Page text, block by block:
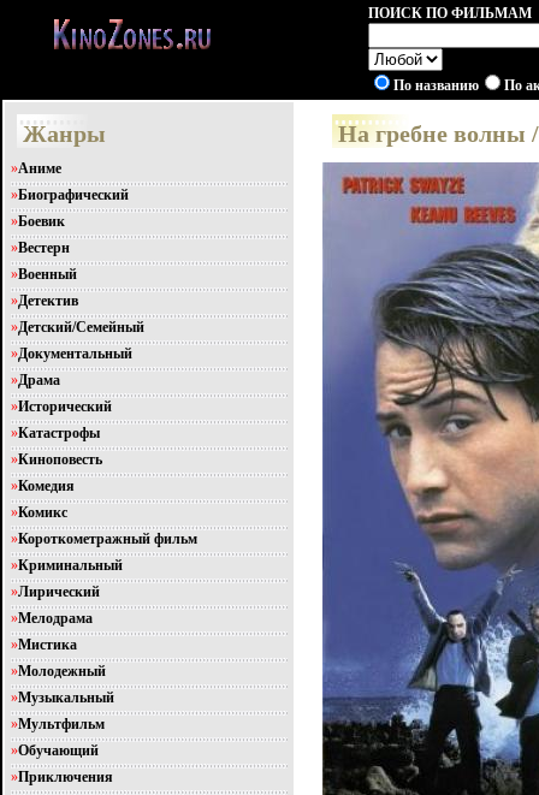
ПОИСК ПО ФИЛЬМАМ
По названию По
Жанры
»Аниме
»Биографический
»Боевик
»Вестерн
»Военный
»Детектив
»Детский/Семейный
»Документальный
»Драма
»Исторический
»Катастрофы
»Киноповесть
»Комедия
»Комикс
»Короткометражный фильм
»Криминальный
»Лирический
»Мелодрама
»Мистика
»Молодежный
»Музыкальный
»Мультфильм
»Обучающий
»Приключения
На гребне волны